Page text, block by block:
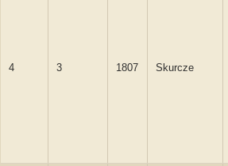
4 3 1807 Skurcze